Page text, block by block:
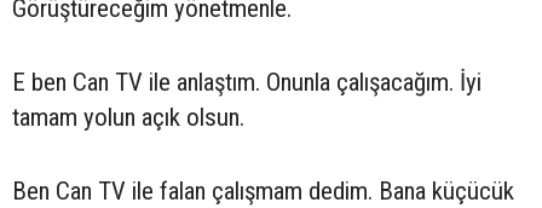
Görüştüreceğim yönetmenle.
E ben Can TV ile anlaştım. Onunla çalışacağım. İyi
tamam yolun açık olsun.
Ben Can TV ile falan çalışmam dedim. Bana küçücük